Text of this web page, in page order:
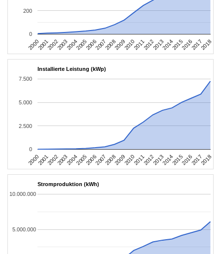
2000200120022003200420052006200720082009201020112012201320142015201620172018
0
200
Installierte Leistung (kWp)
2000200120022003200420052006200720082009201020112012201320142015201620172018
0
2.500
5.000
7.500
Stromproduktion (kWh)
5.000.000
10.000.000